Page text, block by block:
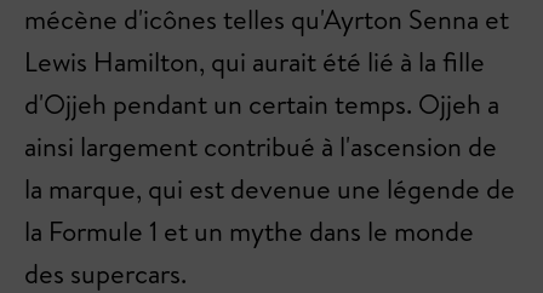
mécène d'icônes telles qu'Ayrton Senna et
Lewis Hamilton, qui aurait été lié à la fille
d'Ojjeh pendant un certain temps. Ojjeh a
ainsi largement contribué à l'ascension de
la marque, qui est devenue une légende de
la Formule 1 et un mythe dans le monde
des supercars.